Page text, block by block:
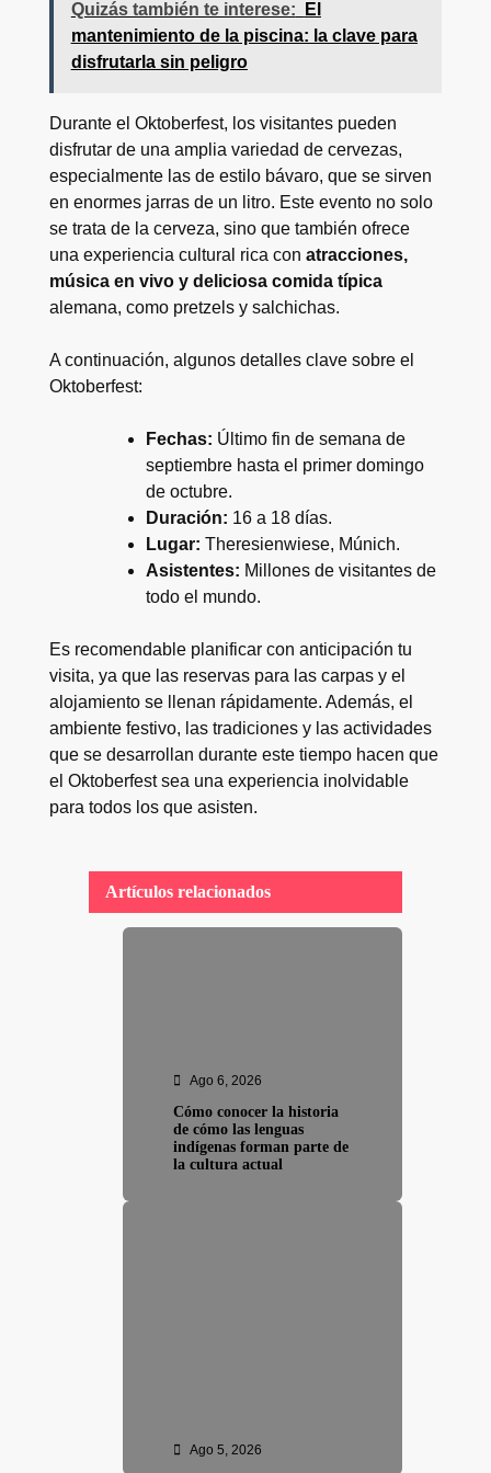
Quizás también te interese:
El
mantenimiento de la piscina: la clave para
disfrutarla sin peligro
Durante el Oktoberfest, los visitantes pueden
disfrutar de una amplia variedad de cervezas,
especialmente las de estilo bávaro, que se sirven
en enormes jarras de un litro. Este evento no solo
se trata de la cerveza, sino que también ofrece
una experiencia cultural rica con atracciones,
música en vivo y deliciosa comida típica
alemana, como pretzels y salchichas.
A continuación, algunos detalles clave sobre el
Oktoberfest:
Fechas: Último fin de semana de
septiembre hasta el primer domingo
de octubre.
Duración: 16 a 18 días.
Lugar: Theresienwiese, Múnich.
Asistentes: Millones de visitantes de
todo el mundo.
Es recomendable planificar con anticipación tu
visita, ya que las reservas para las carpas y el
alojamiento se llenan rápidamente. Además, el
ambiente festivo, las tradiciones y las actividades
que se desarrollan durante este tiempo hacen que
el Oktoberfest sea una experiencia inolvidable
para todos los que asisten.
Artículos relacionados
Ago 6, 2026
Cómo conocer la historia
de cómo las lenguas
indígenas forman parte de
la cultura actual
Ago 5, 2026